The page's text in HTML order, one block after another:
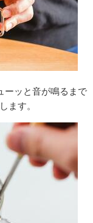
ーッと音が鳴るまで
ます。